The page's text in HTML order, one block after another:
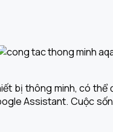
bị thông minh, có thể
Assistant. Cuộc